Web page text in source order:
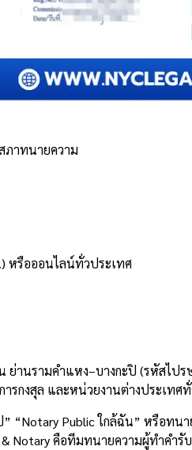
ภาทนายความ
หรือออนไลน์ทั่วประเทศ
ย่านรามคำแหง–บางกะปิ (รหัส
กงสุล และหน่วยงานต่างประเทศ
“Notary Public ใกล้ฉัน” หรือท
Notary คือทีมทนายความผู้ทำค